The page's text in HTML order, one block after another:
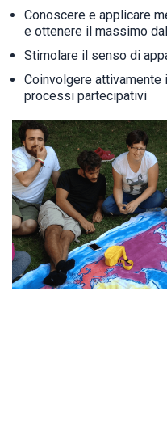
Conoscere e applicare
e ottenere il massimo
Stimolare il senso di
Coinvolgere
processi partecipativi